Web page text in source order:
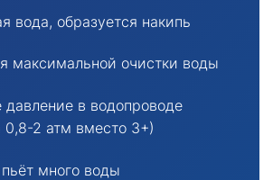
вода, образуется накипь
максимальной очистки воды
давление в водопроводе
0,8-2 атм вместо 3+)
много воды